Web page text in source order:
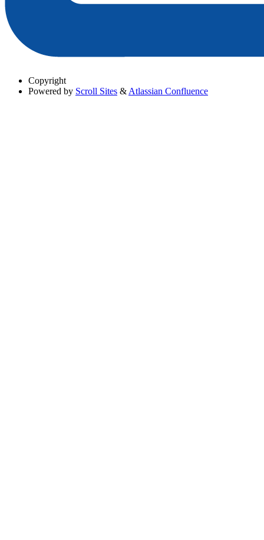
Copyright
Powered by Scroll Sites & Atlassian Confluence